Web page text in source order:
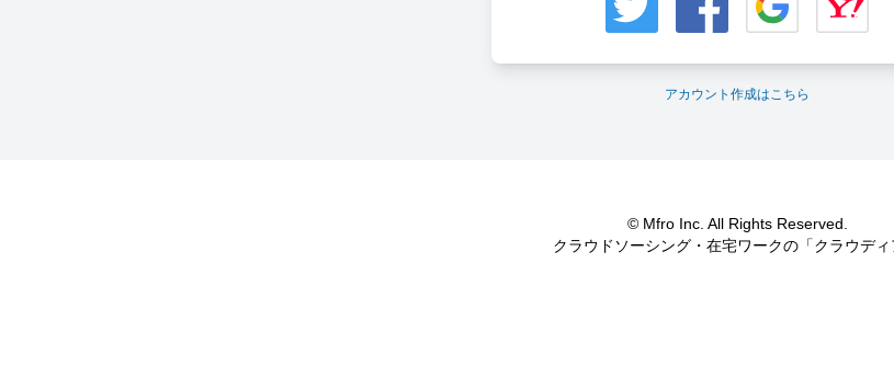
アカウント作成はこちら
© Mfro Inc. All Rights Reserved.
クラウドソーシング・在宅ワークの「クラウディ